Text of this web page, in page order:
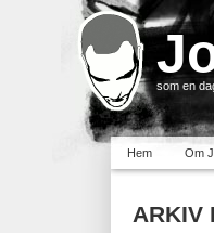
som en
Hem Om
ARKIV